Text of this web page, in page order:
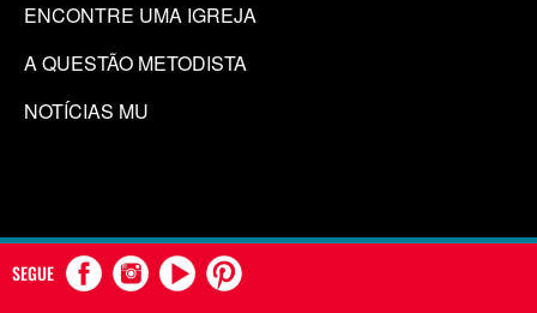
ENCONTRE UMA IGREJA
A QUESTÃO METODISTA
NOTÍCIAS MU
SEGUE